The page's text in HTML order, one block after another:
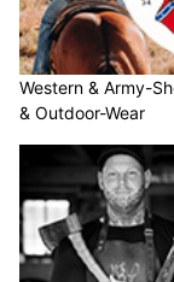
Western & Army-
& Outdoor-Wear